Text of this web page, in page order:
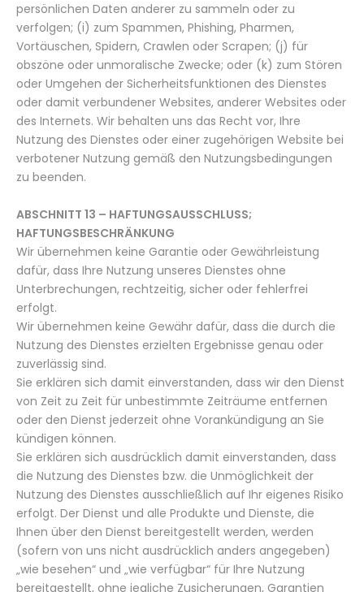
persönlichen Daten anderer zu sammeln oder zu
verfolgen; (i) zum Spammen, Phishing, Pharmen,
Vortäuschen, Spidern, Crawlen oder Scrapen; (j) für
obszöne oder unmoralische Zwecke; oder (k) zum Stören
oder Umgehen der Sicherheitsfunktionen des Dienstes
oder damit verbundener Websites, anderer Websites oder
des Internets. Wir behalten uns das Recht vor, Ihre
Nutzung des Dienstes oder einer zugehörigen Website bei
verbotener Nutzung gemäß den Nutzungsbedingungen
zu beenden.
ABSCHNITT 13 – HAFTUNGSAUSSCHLUSS;
HAFTUNGSBESCHRÄNKUNG
Wir übernehmen keine Garantie oder Gewährleistung
dafür, dass Ihre Nutzung unseres Dienstes ohne
Unterbrechungen, rechtzeitig, sicher oder fehlerfrei
erfolgt.
Wir übernehmen keine Gewähr dafür, dass die durch die
Nutzung des Dienstes erzielten Ergebnisse genau oder
zuverlässig sind.
Sie erklären sich damit einverstanden, dass wir den Dienst
von Zeit zu Zeit für unbestimmte Zeiträume entfernen
oder den Dienst jederzeit ohne Vorankündigung an Sie
kündigen können.
Sie erklären sich ausdrücklich damit einverstanden, dass
die Nutzung des Dienstes bzw. die Unmöglichkeit der
Nutzung des Dienstes ausschließlich auf Ihr eigenes Risiko
erfolgt. Der Dienst und alle Produkte und Dienste, die
Ihnen über den Dienst bereitgestellt werden, werden
(sofern von uns nicht ausdrücklich anders angegeben)
„wie besehen“ und „wie verfügbar“ für Ihre Nutzung
bereitgestellt, ohne jegliche Zusicherungen, Garantien